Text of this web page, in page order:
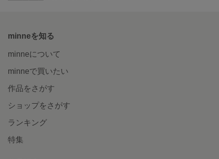
minneを知る
minneについて
minneで買いたい
作品をさがす
ショップをさがす
ランキング
特集